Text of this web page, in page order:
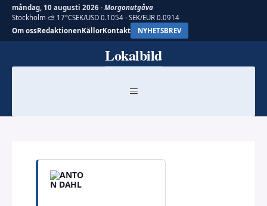
måndag, 10 augusti 2026 · Morgonutgåva
Stockholm ⛅ 17°CSEK/USD 0.1054 · SEK/EUR 0.0914
Om ossRedaktionenKällorKontakt NYHETSBREV
Lokalbild
MENY